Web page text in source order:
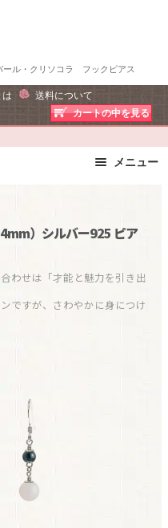
ル・クリソコラ フックピアス
送料について
カートの中を見る
メニュー
勢で選ぶ
石で選ぶ
ワーストーン一覧
）シルバー925 ピア
わせは「才能と魅力を引き出
ですが、さわやかに身につけ